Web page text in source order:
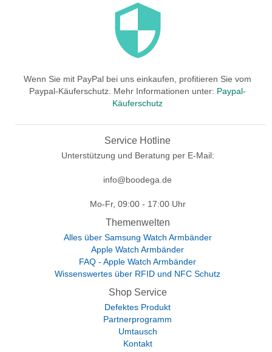
Wenn Sie mit PayPal bei uns einkaufen, profitieren Sie vom
Paypal-Käuferschutz. Mehr Informationen unter: Paypal-
Käuferschutz
Service Hotline
Unterstützung und Beratung per E-Mail:
info@boodega.de
Mo-Fr, 09:00 - 17:00 Uhr
Themenwelten
Alles über Samsung Watch Armbänder
Apple Watch Armbänder
FAQ - Apple Watch Armbänder
Wissenswertes über RFID und NFC Schutz
Shop Service
Defektes Produkt
Partnerprogramm
Umtausch
Kontakt